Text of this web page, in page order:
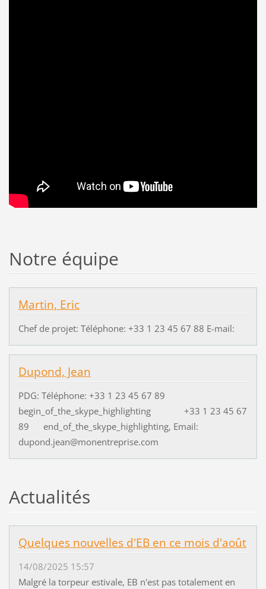
Notre équipe
Martin, Eric
Chef de projet: Téléphone: +33 1 23 45 67 88 E-mail:
Dupond, Jean
PDG: Téléphone: +33 1 23 45 67 89
begin_of_the_skype_highlighting +33 1 23 45 67
89 end_of_the_skype_highlighting, Email:
dupond.jean@monentreprise.com
Actualités
Quelques nouvelles d'EB en ce mois d'août
14/08/2025 15:57
Malgré la torpeur estivale, EB n'est pas totalement en